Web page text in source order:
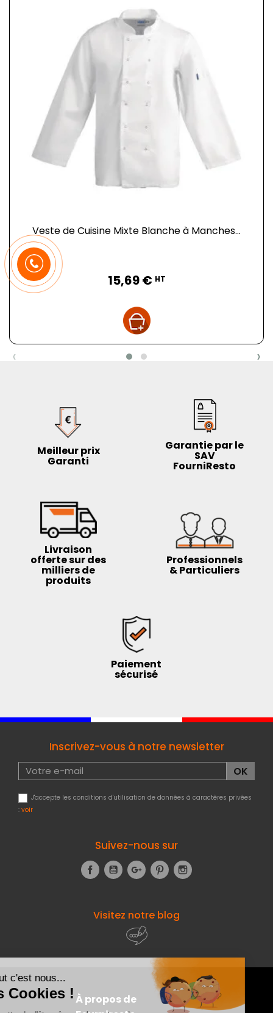
Veste de Cuisine Mixte Blanche à Manches...
15,69 € HT
‹ ›
Meilleur prix
Garanti
Garantie par le
SAV
FourniResto
Livraison
offerte sur des
milliers de
produits
Professionnels
& Particuliers
Paiement
sécurisé
Inscrivez-vous à notre newsletter
J'accepte les conditions d'utilisation de données à caractères privées
: voir
Suivez-nous sur
FacebookYouTubeGoogle+Pinterest
Visitez notre blog
À propos de